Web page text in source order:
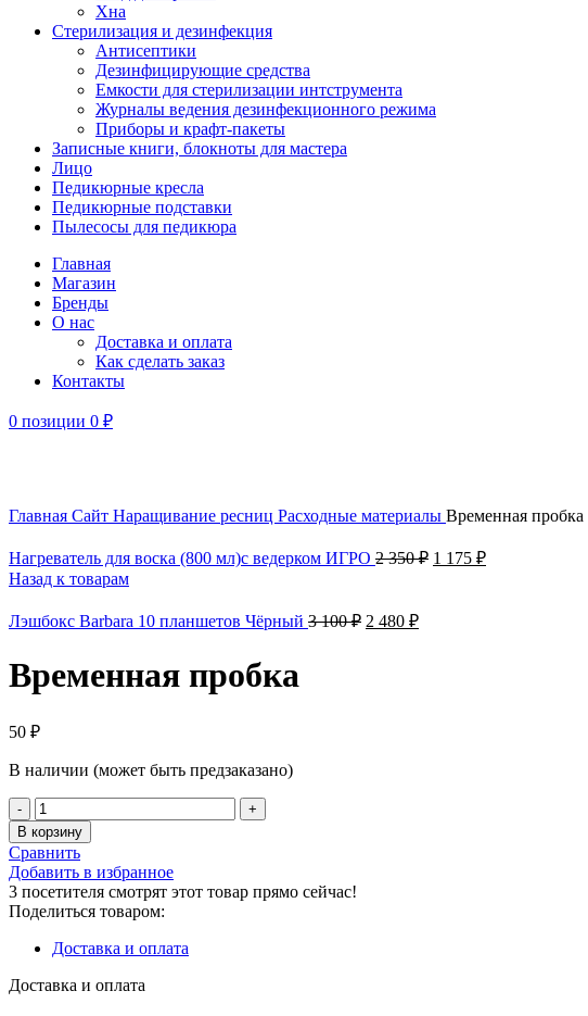
Хна
Стерилизация и дезинфекция
Антисептики
Дезинфицирующие средства
Емкости для стерилизации интструмента
Журналы ведения дезинфекционного режима
Приборы и крафт-пакеты
Записные книги, блокноты для мастера
Лицо
Педикюрные кресла
Педикюрные подставки
Пылесосы для педикюра
Главная
Магазин
Бренды
О нас
Доставка и оплата
Как сделать заказ
Контакты
0 позиции 0 ₽
Главная Сайт Наращивание ресниц Расходные материалы Временная пробка
Нагреватель для воска (800 мл)с ведерком ИГРО 2 350₽ 1 175 ₽
Назад к товарам
Лэшбокс Barbara 10 планшетов Чёрный 3 100₽ 2 480 ₽
Временная пробка
50 ₽
В наличии (может быть предзаказано)
В корзину
Сравнить
Добавить в избранное
3 посетителя смотрят этот товар прямо сейчас!
Поделиться товаром:
Доставка и оплата
Доставка и оплата